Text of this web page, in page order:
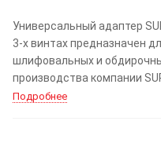
Универсальный адаптер
3-х винтах предназначен
шлифовальных и
производства компании
Подробнее